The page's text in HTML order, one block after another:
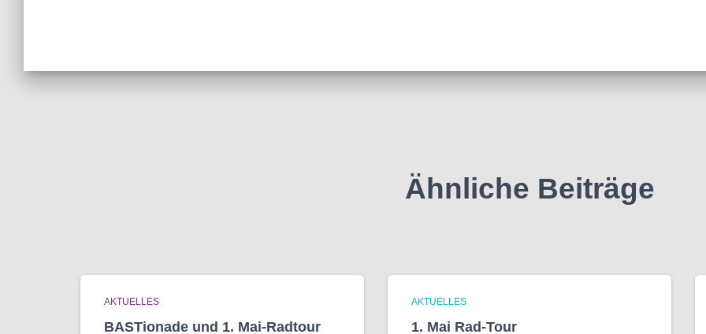
Ähnliche Beiträge
AKTUELLES
BASTionade und 1. Mai-Radtour
AKTUELLES
1. Mai Rad-Tour